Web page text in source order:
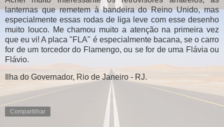
lanternas que remetem à bandeira do Reino Unido, mas
especialmente essas rodas de liga leve com esse desenho
muito louco. Me chamou muito a atenção na primeira vez
que eu vi! A placa "FLA" é especialmente bacana, se o carro
for de um torcedor do Flamengo, ou se for de uma Flávia ou
Flávio.
Ilha do Governador, Rio de Janeiro - RJ.
Compartilhar